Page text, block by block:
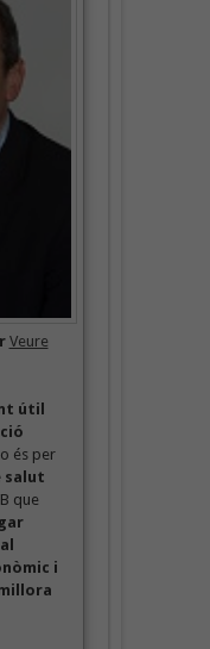
Veure
útil
és per
salut
que
i